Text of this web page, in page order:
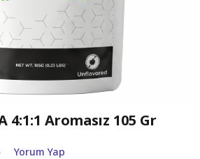
Aromasız 105 Gr
Yorum Yap